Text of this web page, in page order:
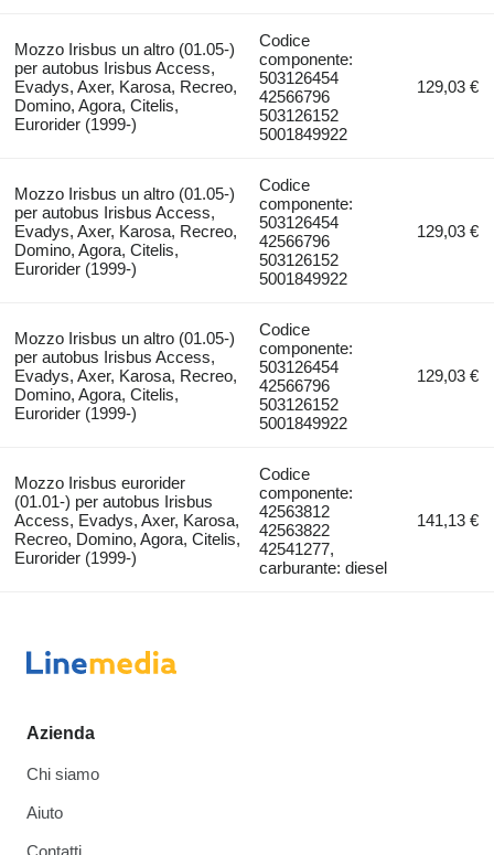
Mozzo Irisbus un altro (01.05-)
per autobus Irisbus Access,
Evadys, Axer, Karosa, Recreo,
Domino, Agora, Citelis,
Eurorider (1999-)
Codice
componente:
503126454
42566796
503126152
5001849922
129,03 €
Mozzo Irisbus un altro (01.05-)
per autobus Irisbus Access,
Evadys, Axer, Karosa, Recreo,
Domino, Agora, Citelis,
Eurorider (1999-)
Codice
componente:
503126454
42566796
503126152
5001849922
129,03 €
Mozzo Irisbus un altro (01.05-)
per autobus Irisbus Access,
Evadys, Axer, Karosa, Recreo,
Domino, Agora, Citelis,
Eurorider (1999-)
Codice
componente:
503126454
42566796
503126152
5001849922
129,03 €
Mozzo Irisbus eurorider
(01.01-) per autobus Irisbus
Access, Evadys, Axer, Karosa,
Recreo, Domino, Agora, Citelis,
Eurorider (1999-)
Codice
componente:
42563812
42563822
42541277,
carburante: diesel
141,13 €
Azienda
Chi siamo
Aiuto
Contatti